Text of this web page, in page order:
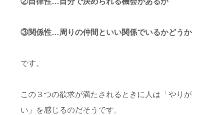
③関係性…周りの仲間といい関係でいるかどうか
です。
この３つの欲求が満たされるときに人は「やりが
い」を感じるのだそうです。